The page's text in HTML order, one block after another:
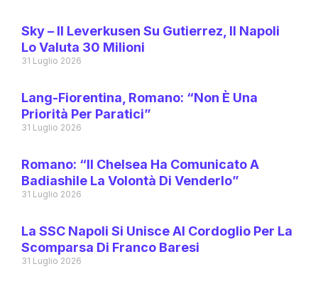
Sky – Il Leverkusen Su Gutierrez, Il Napoli
Lo Valuta 30 Milioni
31 Luglio 2026
Lang-Fiorentina, Romano: “Non È Una
Priorità Per Paratici”
31 Luglio 2026
Romano: “Il Chelsea Ha Comunicato A
Badiashile La Volontà Di Venderlo”
31 Luglio 2026
La SSC Napoli Si Unisce Al Cordoglio Per La
Scomparsa Di Franco Baresi
31 Luglio 2026